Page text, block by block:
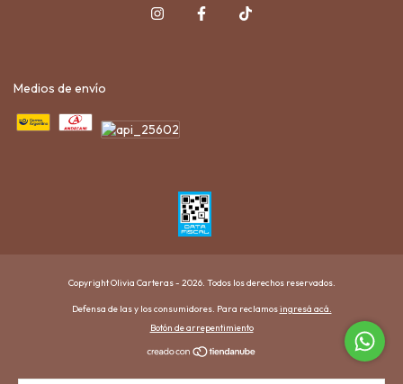
Medios de envío
Copyright Olivia Carteras - 2026. Todos los derechos reservados.
Defensa de las y los consumidores. Para reclamosingresá acá.
Botón de arrepentimiento